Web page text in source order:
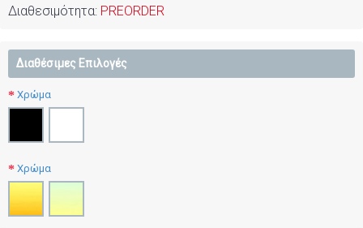
Διαθεσιμότητα: PREORDER
Διαθέσιμες Επιλογές
Χρώμα
Χρώμα